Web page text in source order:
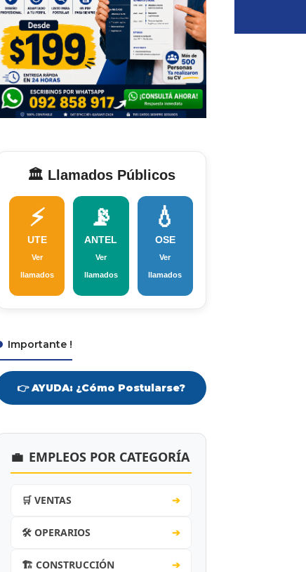
🏛️ Llamados Públicos
⚡
UTE
Ver
llamados
📡
ANTEL
Ver
llamados
💧
OSE
Ver
llamados
Importante !
👉 AYUDA: ¿Cómo Postularse?
💼 EMPLEOS POR CATEGORÍA
🛒 VENTAS ➔
🛠️ OPERARIOS ➔
🏗️ CONSTRUCCIÓN ➔